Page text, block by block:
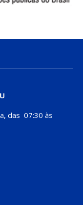
das 07:30 às